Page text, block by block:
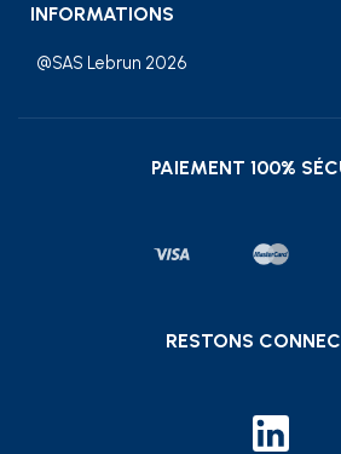
INFORMATIONS
@SAS Lebrun 2026
PAIEMENT 100%
RESTONS